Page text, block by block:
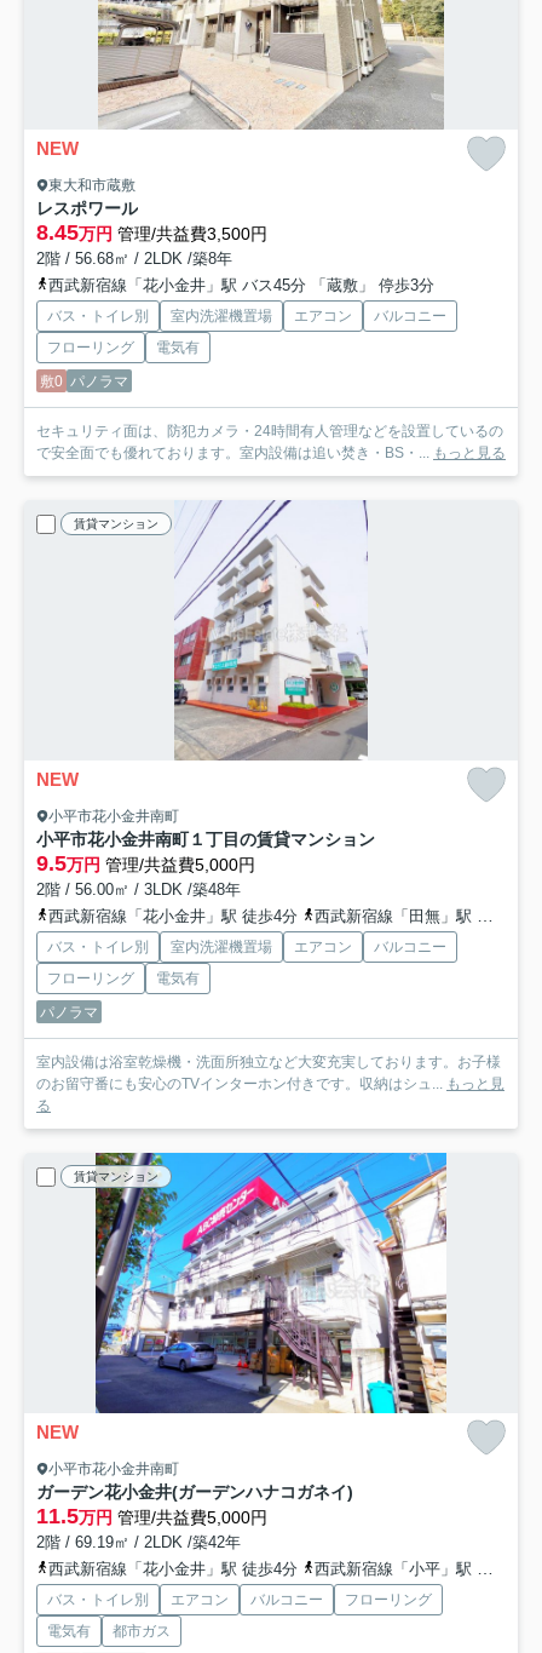
NEW
東大和市蔵敷
レスポワール
8.45万円 管理/共益費3,500円
2階 / 56.68㎡ / 2LDK /築8年
西武新宿線「花小金井」駅 バス45分 「蔵敷」 停歩3分
バス・トイレ別 室内洗濯機置場 エアコン
バルコニー
フローリング
電気有
敷0 パノラマ
セキュリティ面は、防犯カメラ・24時間有人管理などを設置しているの
で安全面でも優れております。室内設備は追い焚き・BS・... もっと見る
賃貸マンション
NEW
小平市花小金井南町
小平市花小金井南町１丁目の賃貸マンション
9.5万円 管理/共益費5,000円
2階 / 56.00㎡ / 3LDK /築48年
西武新宿線「花小金井」駅 徒歩4分
西武新宿線「田無」駅 徒歩35分車7分 2.9km
バス・トイレ別 室内洗濯機置場 エアコン
バルコニー
フローリング
電気有
パノラマ
室内設備は浴室乾燥機・洗面所独立など大変充実しております。お子様
のお留守番にも安心のTVインターホン付きです。収納はシュ... もっと見
る
賃貸マンション
NEW
小平市花小金井南町
ガーデン花小金井(ガーデンハナコガネイ)
11.5万円 管理/共益費5,000円
2階 / 69.19㎡ / 2LDK /築42年
西武新宿線「花小金井」駅 徒歩4分
西武新宿線「小平」駅 徒歩33分
バス・トイレ別 エアコン バルコニー
フローリング
電気有
都市ガス